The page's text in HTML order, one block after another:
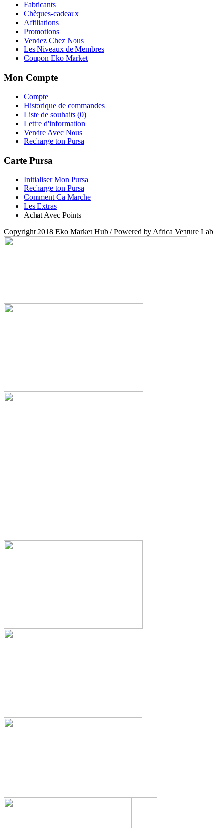
Fabricants
Chèques-cadeaux
Affiliations
Promotions
Vendez Chez Nous
Les Niveaux de Membres
Coupon Eko Market
Mon Compte
Compte
Historique de commandes
Liste de souhaits (0)
Lettre d'information
Vendre Avec Nous
Recharge ton Pursa
Carte Pursa
Initialiser Mon Pursa
Recharge ton Pursa
Comment Ca Marche
Les Extras
Achat Avec Points
Copyright 2018 Eko Market Hub / Powered by Africa Venture Lab